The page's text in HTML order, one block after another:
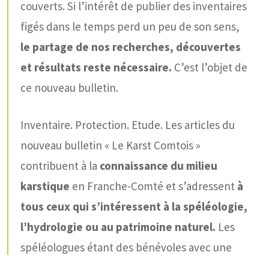
couverts. Si l’intérêt de publier des inventaires
figés dans le temps perd un peu de son sens,
le partage de nos recherches, découvertes
et résultats reste nécessaire. C’est l’objet de
ce nouveau bulletin.
Inventaire. Protection. Etude. Les articles du
nouveau bulletin « Le Karst Comtois »
contribuent à la connaissance du milieu
karstique en Franche-Comté et s’adressent à
tous ceux qui s’intéressent à la spéléologie,
l’hydrologie ou au patrimoine naturel. Les
spéléologues étant des bénévoles avec une